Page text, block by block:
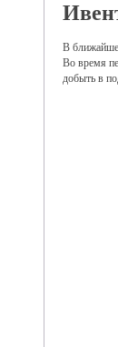
В
Во время
добыть в